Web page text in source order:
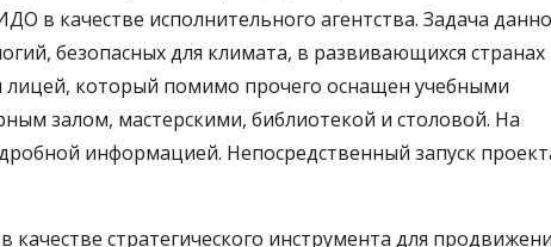
в качестве исполнительного агентства. Задача
безопасных для климата, в развивающихся странах
лицей, который помимо прочего оснащен учебными
залом, мастерскими, библиотекой и столовой. На
информацией. Непосредственный запуск
стратегического инструмента для